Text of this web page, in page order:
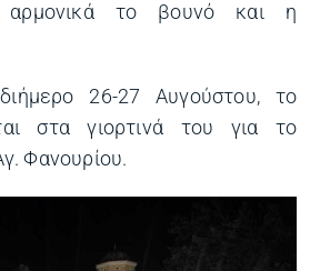
αρμονικά το βουνό και η
26-27 Αυγούστου, το
στα γιορτινά του για το
Φανουρίου.